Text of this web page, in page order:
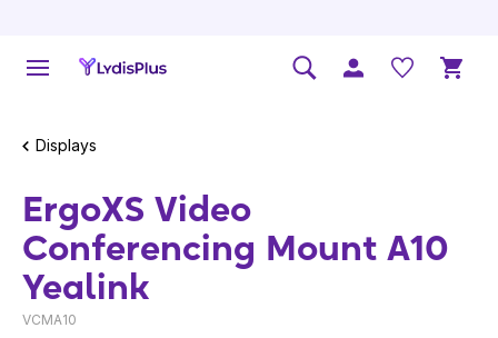
Displays
ErgoXS Video
Conferencing Mount A10
Yealink
VCMA10